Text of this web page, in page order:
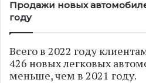
Продажи новых
году
Всего в 2022 году
426 новых легковых
меньше, чем в 2021 году.